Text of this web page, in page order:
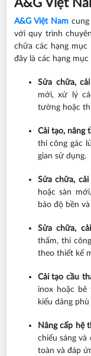
A&G Việt
A&G Việt Namcung
với quy trình
chữa các hạng
đây là các hạng
Sửa chữa,
mới, xử lý
tường hoặc
Cải tạo, nâng
thi công gác
gian sử dụng.
Sửa chữa, cải
hoặc sàn
bảo độ bền
Sửa chữa,
thấm, thi
theo thiết kế
Cải tạo cầu
inox hoặc
kiểu dáng
Nâng cấp hệ
chiếu sáng và
toàn và đáp